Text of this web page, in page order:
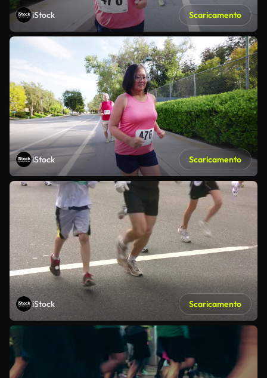
iStock Scaricamento
iStock Scaricamento
iStock Scaricamento